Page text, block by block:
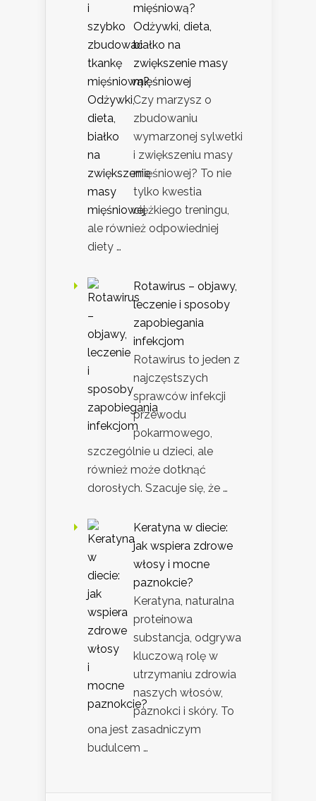
mięśniową?
Odżywki, dieta,
białko na
zwiększenie masy
mięśniowej
Czy marzysz o
zbudowaniu
wymarzonej sylwetki
i zwiększeniu masy
mięśniowej? To nie
tylko kwestia
ciężkiego treningu,
ale również odpowiedniej
diety …
Rotawirus – objawy,
leczenie i sposoby
zapobiegania
infekcjom
Rotawirus to jeden z
najczęstszych
sprawców infekcji
przewodu
pokarmowego,
szczególnie u dzieci, ale
również może dotknąć
dorosłych. Szacuje się, że …
Keratyna w diecie:
jak wspiera zdrowe
włosy i mocne
paznokcie?
Keratyna, naturalna
proteinowa
substancja, odgrywa
kluczową rolę w
utrzymaniu zdrowia
naszych włosów,
paznokci i skóry. To
ona jest zasadniczym
budulcem …